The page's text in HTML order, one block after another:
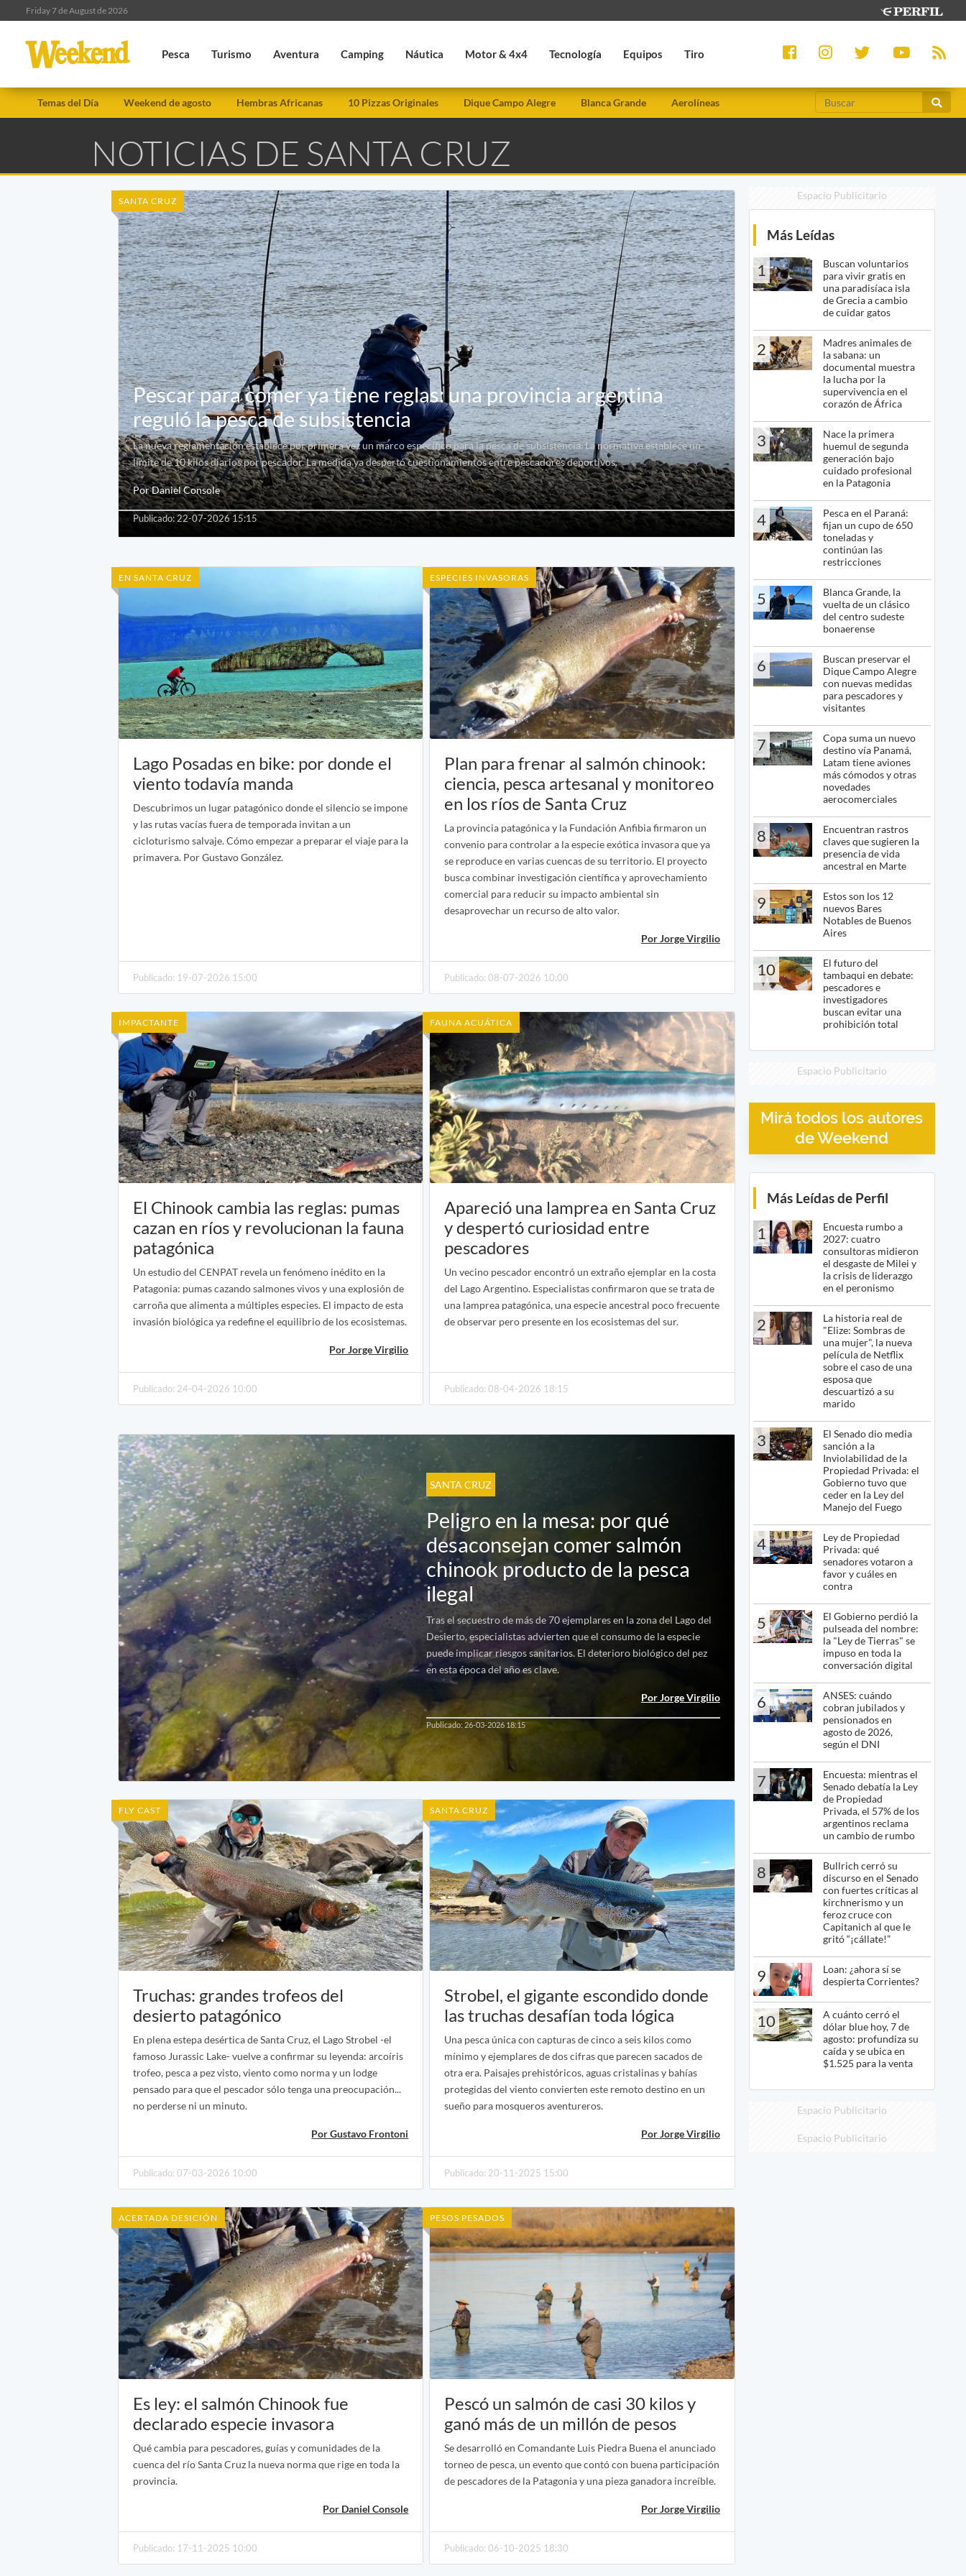
Friday 7 de August de 2026
Pesca Turismo Aventura Camping Náutica Motor & 4x4 Tecnología Equipos Tiro
Temas del Día Weekend de agosto Hembras Africanas 10 Pizzas Originales Dique Campo Alegre Blanca Grande Aerolíneas
NOTICIAS DE SANTA CRUZ
SANTA CRUZ
Pescar para comer ya tiene reglas: una provincia argentina
reguló la pesca de subsistencia
La nueva reglamentación establece por primera vez un marco específico para la pesca de subsistencia. La normativa establece un
límite de 10 kilos diarios por pescador. La medida ya despertó cuestionamientos entre pescadores deportivos.
Por Daniel Console
Publicado: 22-07-2026 15:15
EN SANTA CRUZ
Lago Posadas en bike: por donde el
viento todavía manda
Descubrimos un lugar patagónico donde el silencio se impone
y las rutas vacías fuera de temporada invitan a un
cicloturismo salvaje. Cómo empezar a preparar el viaje para la
primavera. Por Gustavo González.
Publicado: 19-07-2026 15:00
ESPECIES INVASORAS
Plan para frenar al salmón chinook:
ciencia, pesca artesanal y monitoreo
en los ríos de Santa Cruz
La provincia patagónica y la Fundación Anfibia firmaron un
convenio para controlar a la especie exótica invasora que ya
se reproduce en varias cuencas de su territorio. El proyecto
busca combinar investigación científica y aprovechamiento
comercial para reducir su impacto ambiental sin
desaprovechar un recurso de alto valor.
Por Jorge Virgilio
Publicado: 08-07-2026 10:00
IMPACTANTE
El Chinook cambia las reglas: pumas
cazan en ríos y revolucionan la fauna
patagónica
Un estudio del CENPAT revela un fenómeno inédito en la
Patagonia: pumas cazando salmones vivos y una explosión de
carroña que alimenta a múltiples especies. El impacto de esta
invasión biológica ya redefine el equilibrio de los ecosistemas.
Por Jorge Virgilio
Publicado: 24-04-2026 10:00
FAUNA ACUÁTICA
Apareció una lamprea en Santa Cruz
y despertó curiosidad entre
pescadores
Un vecino pescador encontró un extraño ejemplar en la costa
del Lago Argentino. Especialistas confirmaron que se trata de
una lamprea patagónica, una especie ancestral poco frecuente
de observar pero presente en los ecosistemas del sur.
Publicado: 08-04-2026 18:15
SANTA CRUZ
Peligro en la mesa: por qué
desaconsejan comer salmón
chinook producto de la pesca
ilegal
Tras el secuestro de más de 70 ejemplares en la zona del Lago del
Desierto, especialistas advierten que el consumo de la especie
puede implicar riesgos sanitarios. El deterioro biológico del pez
en esta época del año es clave.
Por Jorge Virgilio
Publicado: 26-03-2026 18:15
FLY CAST
Truchas: grandes trofeos del
desierto patagónico
En plena estepa desértica de Santa Cruz, el Lago Strobel -el
famoso Jurassic Lake- vuelve a confirmar su leyenda: arcoíris
trofeo, pesca a pez visto, viento como norma y un lodge
pensado para que el pescador sólo tenga una preocupación...
no perderse ni un minuto.
Por Gustavo Frontoni
Publicado: 07-03-2026 10:00
SANTA CRUZ
Strobel, el gigante escondido donde
las truchas desafían toda lógica
Una pesca única con capturas de cinco a seis kilos como
mínimo y ejemplares de dos cifras que parecen sacados de
otra era. Paisajes prehistóricos, aguas cristalinas y bahías
protegidas del viento convierten este remoto destino en un
sueño para mosqueros aventureros.
Por Jorge Virgilio
Publicado: 20-11-2025 15:00
ACERTADA DESICIÓN
Es ley: el salmón Chinook fue
declarado especie invasora
Qué cambia para pescadores, guías y comunidades de la
cuenca del río Santa Cruz la nueva norma que rige en toda la
provincia.
Por Daniel Console
Publicado: 17-11-2025 10:00
PESOS PESADOS
Pescó un salmón de casi 30 kilos y
ganó más de un millón de pesos
Se desarrolló en Comandante Luis Piedra Buena el anunciado
torneo de pesca, un evento que contó con buena participación
de pescadores de la Patagonia y una pieza ganadora increíble.
Por Jorge Virgilio
Publicado: 06-10-2025 18:30
Espacio Publicitario
Más Leídas
1
Buscan voluntarios
para vivir gratis en
una paradisíaca isla
de Grecia a cambio
de cuidar gatos
2
Madres animales de
la sabana: un
documental muestra
la lucha por la
supervivencia en el
corazón de África
3
Nace la primera
huemul de segunda
generación bajo
cuidado profesional
en la Patagonia
4
Pesca en el Paraná:
fijan un cupo de 650
toneladas y
continúan las
restricciones
5
Blanca Grande, la
vuelta de un clásico
del centro sudeste
bonaerense
6
Buscan preservar el
Dique Campo Alegre
con nuevas medidas
para pescadores y
visitantes
7
Copa suma un nuevo
destino vía Panamá,
Latam tiene aviones
más cómodos y otras
novedades
aerocomerciales
8
Encuentran rastros
claves que sugieren la
presencia de vida
ancestral en Marte
9
Estos son los 12
nuevos Bares
Notables de Buenos
Aires
10
El futuro del
tambaqui en debate:
pescadores e
investigadores
buscan evitar una
prohibición total
Espacio Publicitario
Mirá todos los autores
de Weekend
Más Leídas de Perfil
1
Encuesta rumbo a
2027: cuatro
consultoras midieron
el desgaste de Milei y
la crisis de liderazgo
en el peronismo
2
La historia real de
"Elize: Sombras de
una mujer", la nueva
película de Netflix
sobre el caso de una
esposa que
descuartizó a su
marido
3
El Senado dio media
sanción a la
Inviolabilidad de la
Propiedad Privada: el
Gobierno tuvo que
ceder en la Ley del
Manejo del Fuego
4
Ley de Propiedad
Privada: qué
senadores votaron a
favor y cuáles en
contra
5
El Gobierno perdió la
pulseada del nombre:
la "Ley de Tierras" se
impuso en toda la
conversación digital
6
ANSES: cuándo
cobran jubilados y
pensionados en
agosto de 2026,
según el DNI
7
Encuesta: mientras el
Senado debatía la Ley
de Propiedad
Privada, el 57% de los
argentinos reclama
un cambio de rumbo
8
Bullrich cerró su
discurso en el Senado
con fuertes críticas al
kirchnerismo y un
feroz cruce con
Capitanich al que le
gritó “¡cállate!”
9
Loan: ¿ahora sí se
despierta Corrientes?
10
A cuánto cerró el
dólar blue hoy, 7 de
agosto: profundiza su
caída y se ubica en
$1.525 para la venta
Espacio Publicitario
Espacio Publicitario